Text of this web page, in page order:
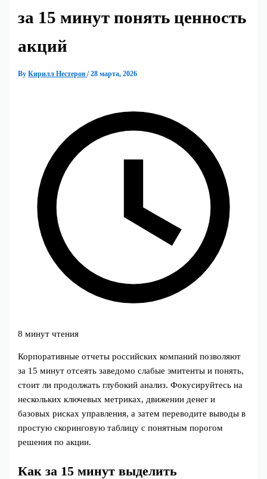
за 15 минут понять ценность
акций
ByКирилл Нестеров/28 марта, 2026
8 минут чтения
Корпоративные отчеты российских компаний позволяют
за 15 минут отсеять заведомо слабые эмитенты и понять,
стоит ли продолжать глубокий анализ. Фокусируйтесь на
нескольких ключевых метриках, движении денег и
базовых рисках управления, а затем переводите выводы в
простую скоринговую таблицу с понятным порогом
решения по акции.
Как за 15 минут выделить